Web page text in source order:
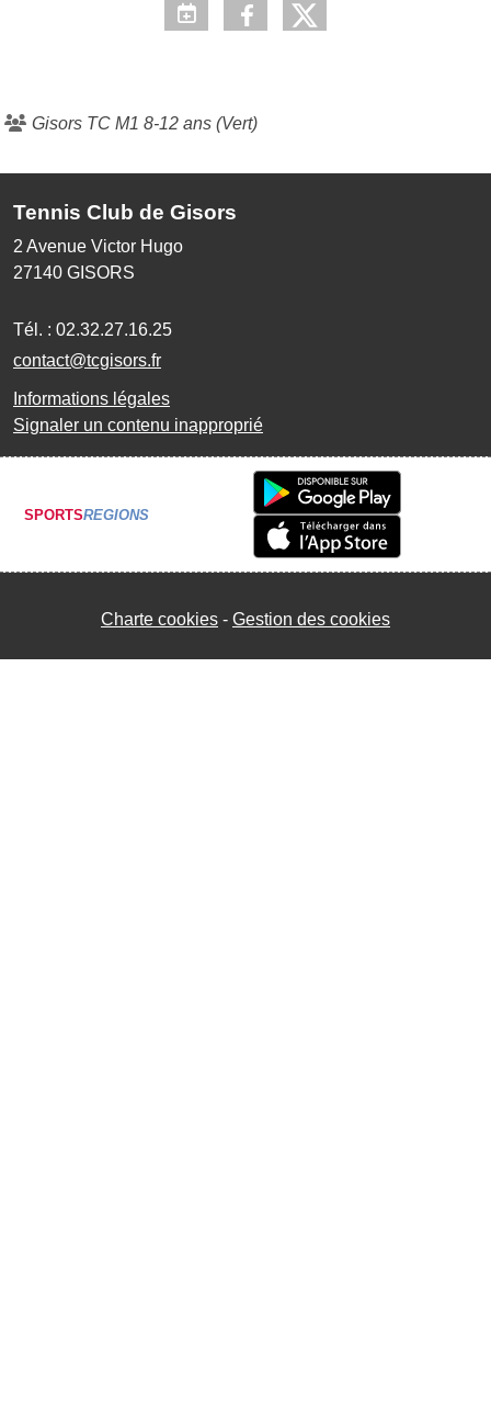
Gisors TC M1 8-12 ans (Vert)
Tennis Club de Gisors
2 Avenue Victor Hugo
27140 GISORS
Tél. : 02.32.27.16.25
contact@tcgisors.fr
Informations légales
Signaler un contenu inapproprié
SPORTSREGIONS
Charte cookies Gestion des cookies